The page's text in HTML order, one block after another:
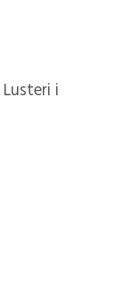
Lusteri i